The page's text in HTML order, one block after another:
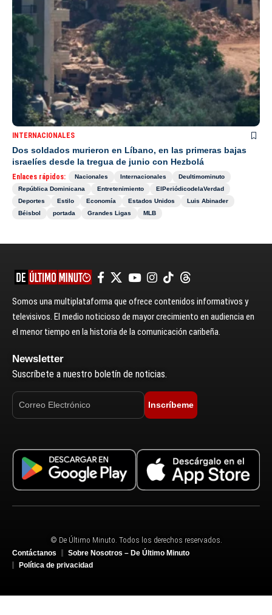
INTERNACIONALES
Dos soldados murieron en Líbano, en las primeras bajas
israelíes desde la tregua de junio con Hezbolá
Enlaces rápidos: Nacionales Internacionales
Deultimominuto
República Dominicana
Entretenimiento
ElPeriódicodelaVerdad
Deportes
Estilo Economía Estados Unidos
Luis Abinader
Béisbol
portada Grandes Ligas MLB
Somos una multiplataforma que ofrece contenidos informativos y
televisivos. El medio noticioso de mayor crecimiento en audiencia en
el menor tiempo en la historia de la comunicación caribeña.
Newsletter
Suscríbete a nuestro boletín de noticias.
Inscríbeme
© De Último Minuto. Todos los derechos reservados.
Contáctanos
Sobre Nosotros – De Último Minuto
Política de privacidad